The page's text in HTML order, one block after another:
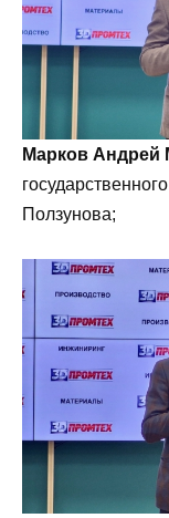
Марков Андрей
Ползунова;